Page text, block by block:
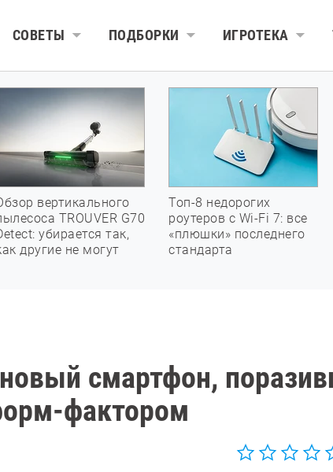
СОВЕТЫ ПОДБОРКИ ИГРОТЕКА
вертикального
TROUVER G70
убирается так,
другие не могут
Топ-8 недорогих
роутеров с Wi-Fi 7: все
«плюшки» последнего
стандарта
смартфон,
фактором